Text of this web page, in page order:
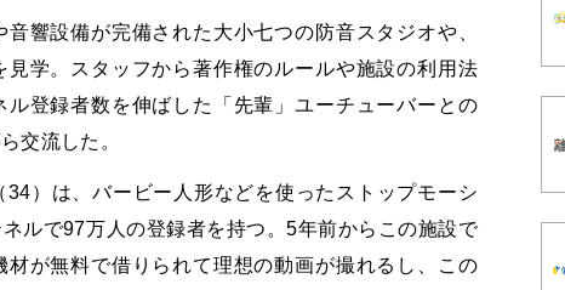
響設備が完備された大小七つの防音スタジオや、
学。スタッフから著作権のルールや施設の利用法
登録者数を伸ばした「先輩」ユーチューバーとの
交流した。
34）は、バービー人形などを使ったストップモーシ
ルで97万人の登録者を持つ。5年前からこの施設で
が無料で借りられて理想の動画が撮れるし、この